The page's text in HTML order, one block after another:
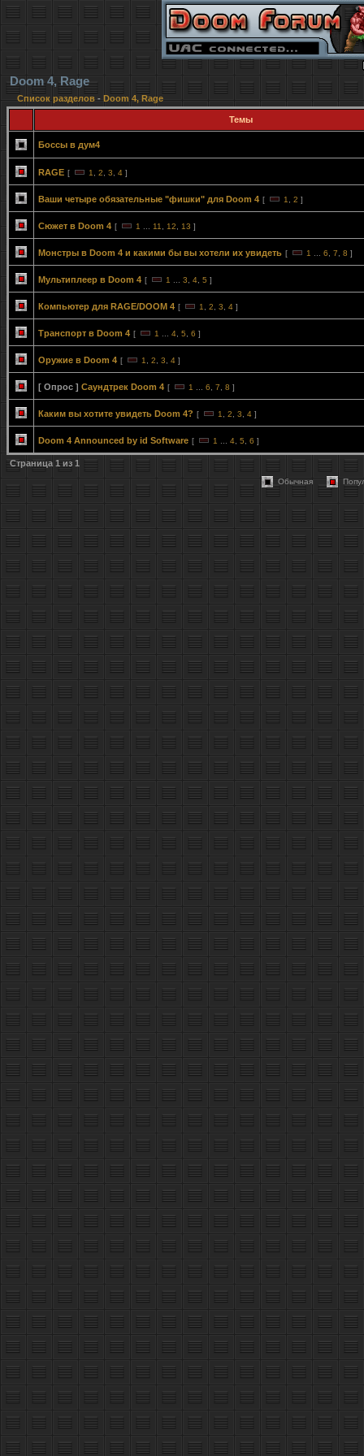
Doom 4, Rage
Список разделов - Doom 4, Rage
Темы
Боссы в дум4
RAGE [ 1 2 3 4 ]
Ваши четыре обязательные "фишки" для Doom 4 [ 1 2 ]
Сюжет в Doom 4 [ 1 11 12 13 ]
Монстры в Doom 4 и какими бы вы хотели их увидеть [ 1 6 7 8 ]
Мультиплеер в Doom 4 [ 1 3 4 5 ]
Компьютер для RAGE/DOOM 4 [ 1 2 3 4 ]
Транспорт в Doom 4 [ 1 4 5 6 ]
Оружие в Doom 4 [ 1 2 3 4 ]
[ Опрос ] Саундтрек Doom 4 [ 1 6 7 8 ]
Каким вы хотите увидеть Doom 4? [ 1 2 3 4 ]
Doom 4 Announced by id Software [ 1 4 5 6 ]
Страница 1из 1
Обычная